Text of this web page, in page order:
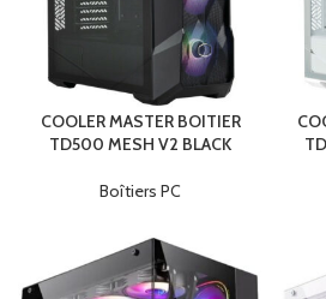
COOLER MASTER BOITIER
TD500 MESH V2 BLACK
Boîtiers PC